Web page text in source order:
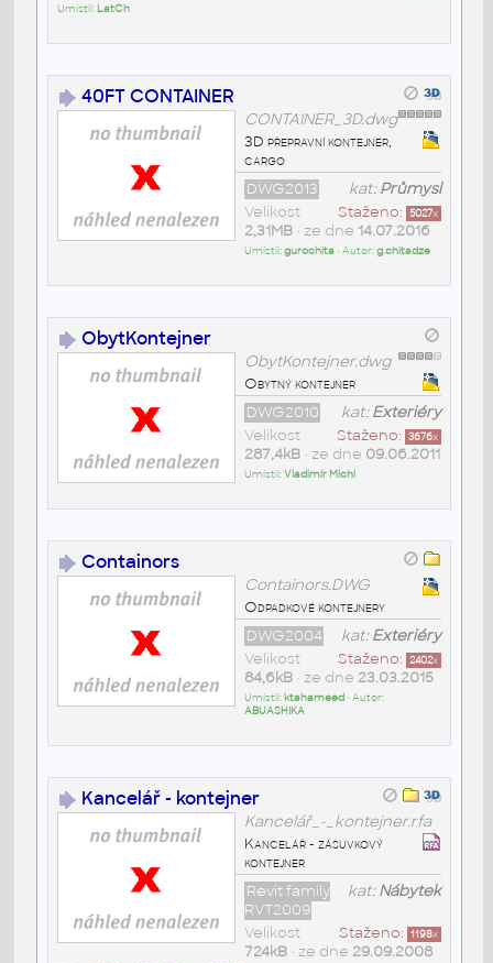
Umístil: LatCh
40FT CONTAINER
CONTAINER_3D.dwg
3D přepravní kontejner,
cargo
kat:Průmysl
DWG2013
Staženo: 5027x
Velikost
2,31MB• ze dne 14.07.2016
Umístil:gurochita • Autor:g.chitadze
ObytKontejner
ObytKontejner.dwg
Obytný kontejner
kat:Exteriéry
DWG2010
Staženo: 3676x
Velikost
287,4kB• ze dne 09.06.2011
Umístil:Vladimír Michl
Containors
Containors.DWG
Odpadkové kontejnery
kat:Exteriéry
DWG2004
Staženo: 2402x
Velikost
84,6kB• ze dne 23.03.2015
Umístil: ktahameed • Autor:
ABUASHIKA
Kancelář - kontejner
Kancelář_-_kontejner.rfa
Kancelář - zásuvkový
kontejner
kat:Nábytek
Revit family
RVT2009
Staženo: 1198x
Velikost
724kB• ze dne 29.09.2008